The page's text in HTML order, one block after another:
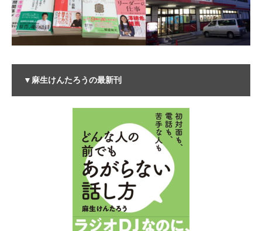
▼麻生けんたろうの最新刊